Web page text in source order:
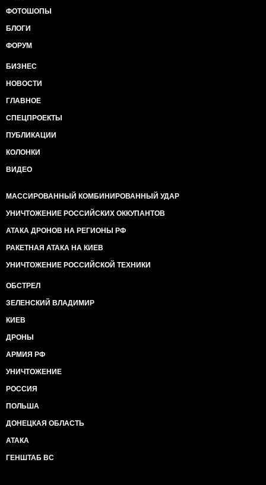
ФОТОШОПЫ
БЛОГИ
ФОРУМ
БИЗНЕС
НОВОСТИ
ГЛАВНОЕ
СПЕЦПРОЕКТЫ
ПУБЛИКАЦИИ
КОЛОНКИ
ВИДЕО
МАССИРОВАННЫЙ КОМБИНИРОВАННЫЙ УДАР
УНИЧТОЖЕНИЕ РОССИЙСКИХ ОККУПАНТОВ
АТАКА ДРОНОВ НА РЕГИОНЫ РФ
РАКЕТНАЯ АТАКА НА КИЕВ
УНИЧТОЖЕНИЕ РОССИЙСКОЙ ТЕХНИКИ
ОБСТРЕЛ
ЗЕЛЕНСКИЙ ВЛАДИМИР
КИЕВ
ДРОНЫ
АРМИЯ РФ
УНИЧТОЖЕНИЕ
РОССИЯ
ПОЛЬША
ДОНЕЦКАЯ ОБЛАСТЬ
АТАКА
ГЕНШТАБ ВС